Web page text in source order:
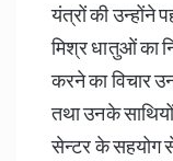
यंत्रों की उन्होंने
मिश्र धातुओं का
करने का विचार
तथा उनके
सेन्टर के सहयोग से